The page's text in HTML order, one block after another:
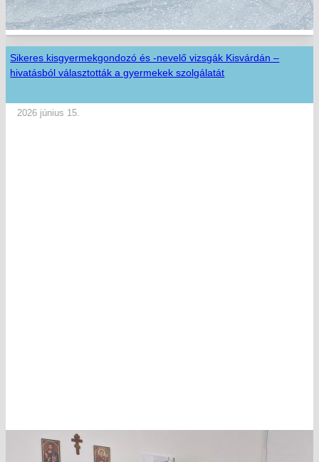
Sikeres kisgyermekgondozó és -nevelő vizsgák Kisvárdán –
hivatásból választották a gyermekek szolgálatát
2026 június 15.